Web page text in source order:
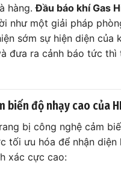
hàng.Đầu báo khí Gas
như một giải pháp
sớm sự hiện diện của
đưa ra cảnh báo tức thì
biến độ nhạy cao của
bị công nghệ cảm
tối ưu hóa để nhận diện
xác cực cao: